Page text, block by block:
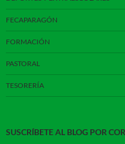
FECAPARAGÓN
FORMACIÓN
PASTORAL
TESORERÍA
SUSCRÍBETE AL BLOG POR